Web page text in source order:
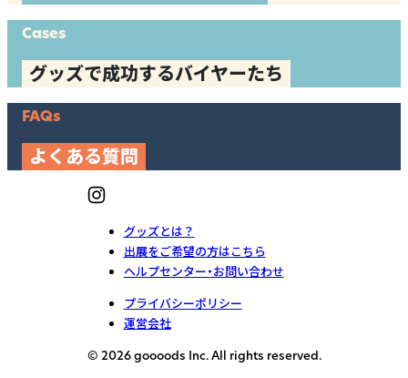
Cases
グッズで成功するバイヤーたち
FAQs
よくある質問
グッズとは？
出展をご希望の方はこちら
ヘルプセンター・お問い合わせ
プライバシーポリシー
運営会社
© 2026 goooods Inc. All rights reserved.